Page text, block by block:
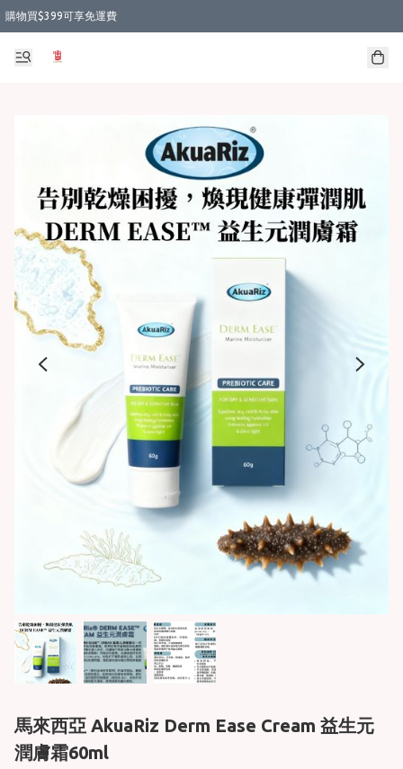
購物買$399可享免運費
馬來西亞 AkuaRiz Derm Ease Cream 益生元
潤膚霜60ml